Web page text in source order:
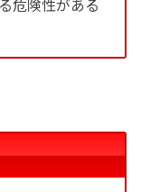
危険性がある